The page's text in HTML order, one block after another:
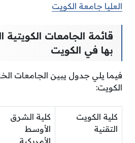
العليا جامعة الكويت
قائمة الجامعات
بها في الكويت
فيما يلي جدول يبين الجامعات
الكويت:
كلية الكويت
التقنية
كلية الشرق
الأوسط